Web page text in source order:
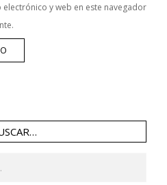
y web en este navegador